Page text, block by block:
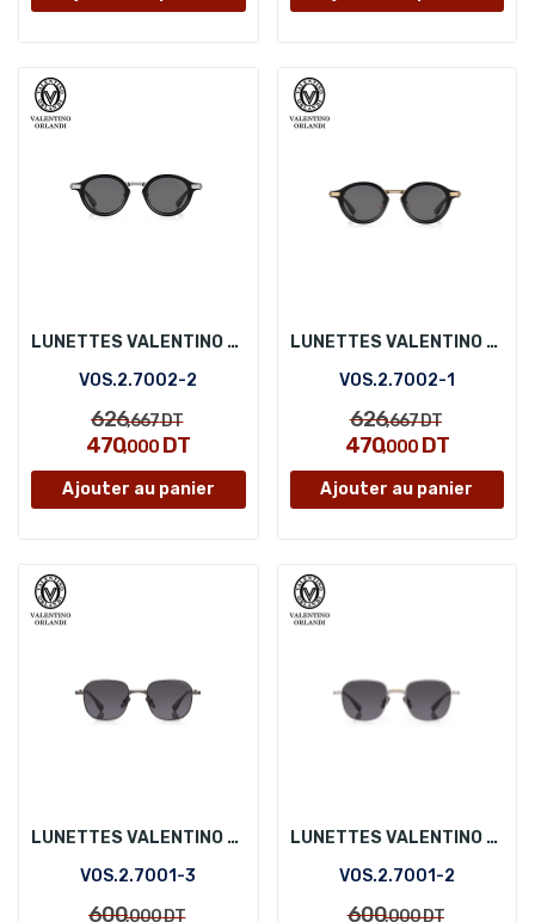
LUNETTES VALENTINO ORLANDI VOS.2.7002-2
VOS.2.7002-2
626,667DT
470,000 DT
Ajouter au panier
LUNETTES VALENTINO ORLANDI VOS.2.7002-1
VOS.2.7002-1
626,667DT
470,000DT
Ajouter au panier
LUNETTES VALENTINO ORLANDI VOS.2.7001-3
VOS.2.7001-3
600,000DT
LUNETTES VALENTINO ORLANDI VOS.2.7001-2
VOS.2.7001-2
600,000DT